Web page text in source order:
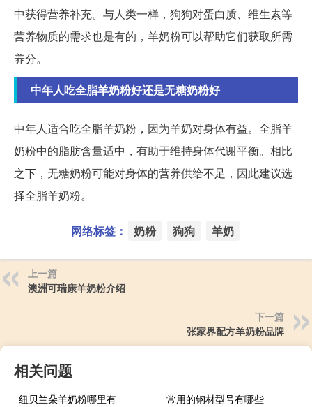
中获得营养补充。与人类一样，狗狗对蛋白质、维生素等
营养物质的需求也是有的，羊奶粉可以帮助它们获取所需
养分。
中年人吃全脂羊奶粉好还是无糖奶粉好
中年人适合吃全脂羊奶粉，因为羊奶对身体有益。全脂羊
奶粉中的脂肪含量适中，有助于维持身体代谢平衡。相比
之下，无糖奶粉可能对身体的营养供给不足，因此建议选
择全脂羊奶粉。
网络标签： 奶粉 狗狗 羊奶
上一篇
澳洲可瑞康羊奶粉介绍
下一篇
张家界配方羊奶粉品牌
相关问题
纽贝兰朵羊奶粉哪里有
常用的钢材型号有哪些